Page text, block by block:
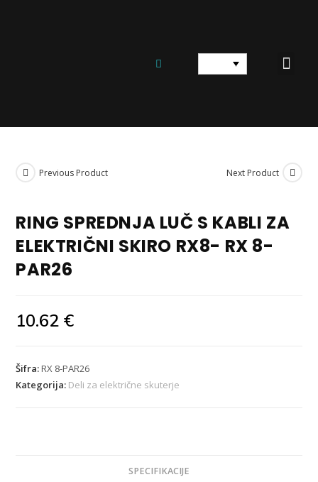
Previous Product Next Product
RING SPREDNJA LUČ S KABLI ZA
ELEKTRIČNI SKIRO RX8- RX 8-
PAR26
10.62 €
Šifra:RX 8-PAR26
Kategorija: Deli za električne skuterje
SPECIFIKACIJE